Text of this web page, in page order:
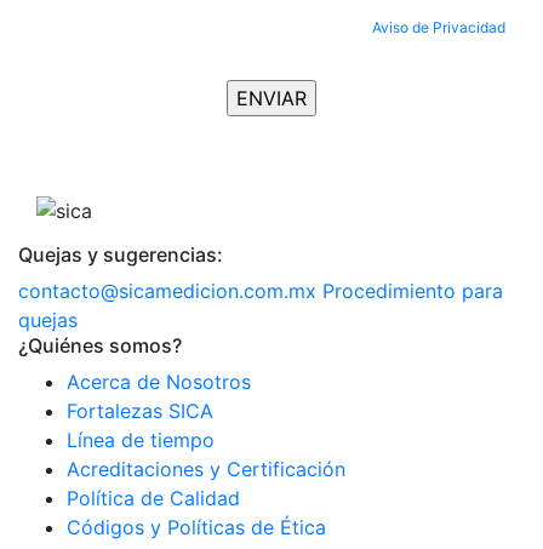
Aviso de Privacidad
Quejas y sugerencias:
contacto@sicamedicion.com.mx Procedimiento para
quejas
¿Quiénes somos?
Acerca de Nosotros
Fortalezas SICA
Línea de tiempo
Acreditaciones y Certificación
Política de Calidad
Códigos y Políticas de Ética